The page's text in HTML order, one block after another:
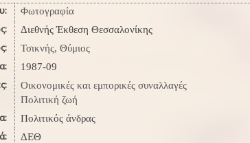
Φωτογραφία
Διεθνής Έκθεση Θεσσαλονίκης
Τσικνής, Θύμιος
1987-09
Οικονομικές και εμπορικές συναλλαγές
Πολιτική ζωή
Πολιτικός άνδρας
ΔΕΘ